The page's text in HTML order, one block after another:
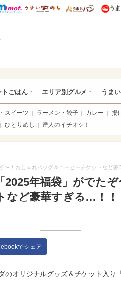
レぴあ総研 ディズニー特集
mimot. うまいめし うま
トごはん エリア別グルメ うま
スイーツ ラーメン・餃子 カレー 揚
ひとりめし 達人のイチオシ！
〜！おしゃれバッグ＆コーヒーチケットなど豪
2025年福袋」がでた
など豪華すぎる…！！
でシェア
のオリジナルグッズ＆チケット入り